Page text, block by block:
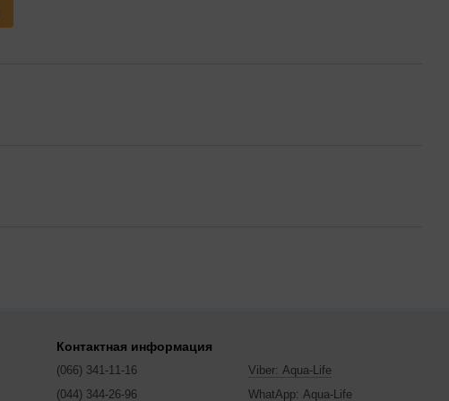
Контактная информация
(066) 341-11-16
(044) 344-26-96
Viber: Aqua-Life
WhatApp: Aqua-Life